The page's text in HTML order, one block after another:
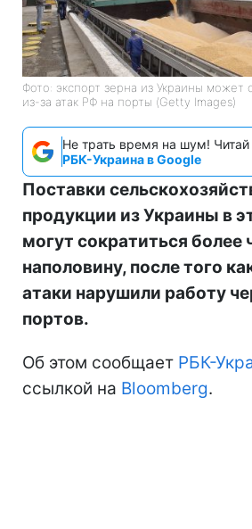
Фото: экспорт зерна из Украины может
из-за атак РФ на порты (Getty Images)
Не трать время на шум! Читай
РБК-Украина в Google
Поставки
продукции из Украины в
могут сократиться более
наполовину, после того
атаки нарушили работу
портов.
Об этом сообщает РБК-
ссылкой на Bloomberg.